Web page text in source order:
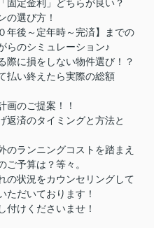
固定金利」どちらが良い？
の選び方！
年後～定年時～完済】までの
らのシミュレーション♪
際に損をしない物件選び！？
払い終えたら実際の総額
画のご提案！！
返済のタイミングと方法と
のランニングコストを踏まえ
ご予算は？等々。
の状況をカウンセリングして
ただいております！
付けくださいませ！